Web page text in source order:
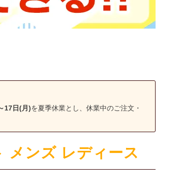
17日(月)を夏季休業とし、休業中のご注文・
メンズ レディース